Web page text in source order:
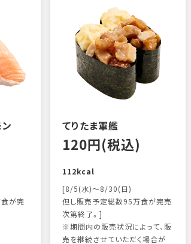
が完
てりたま軍艦
120円(税込)
112kcal
[8/5(水)～8/30(日)
但し販売予定総数95万食が完売
次第終了。]
※期間内の販売状況によって、販
売を継続させていただく場合が